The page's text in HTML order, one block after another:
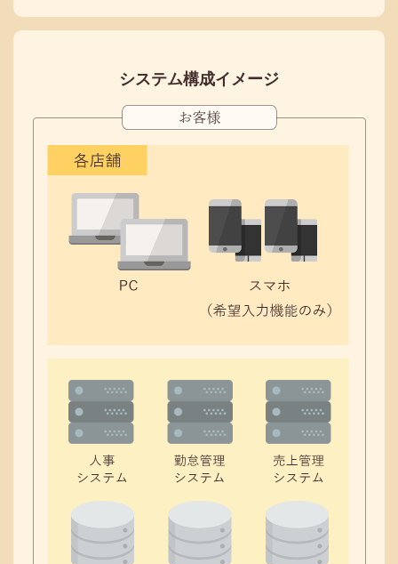
システム構成イメージ